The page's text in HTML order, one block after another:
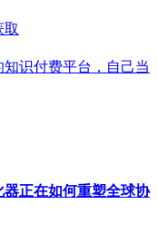
取
识付费平台，自己当
正在如何重塑全球协